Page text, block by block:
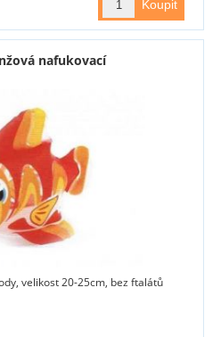
nafukovací
velikost 20-25cm, bez ftalátů